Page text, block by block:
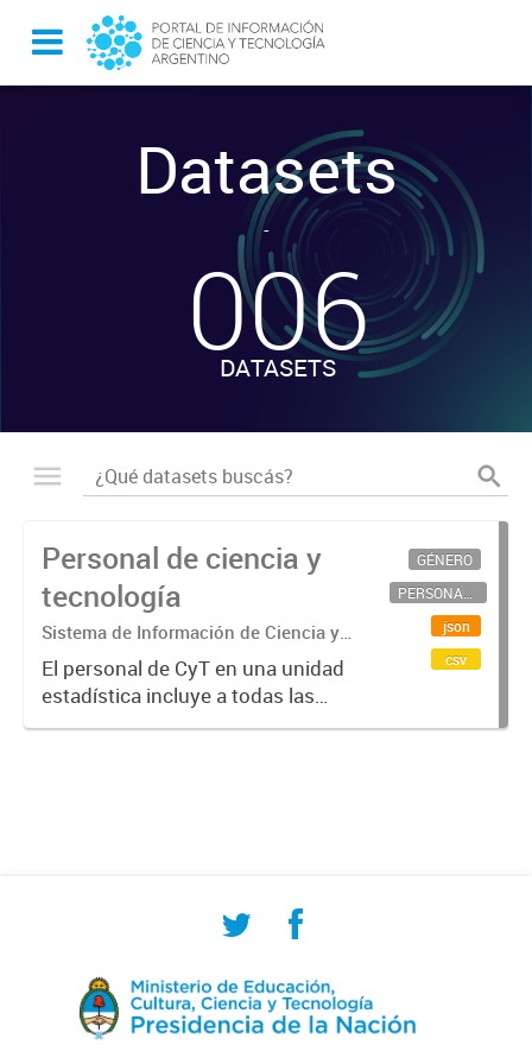
Datasets
-
006
DATASETS
Personal de ciencia y
tecnología
Sistema de Información de Ciencia y
Tecnología Argentino (SICYTAR)
El personal de CyT en una unidad
estadística incluye a todas las
personas involucradas
GÉNERO
PERSONAL CIENTÍFICO-TECNOLÓGICO
json
csv